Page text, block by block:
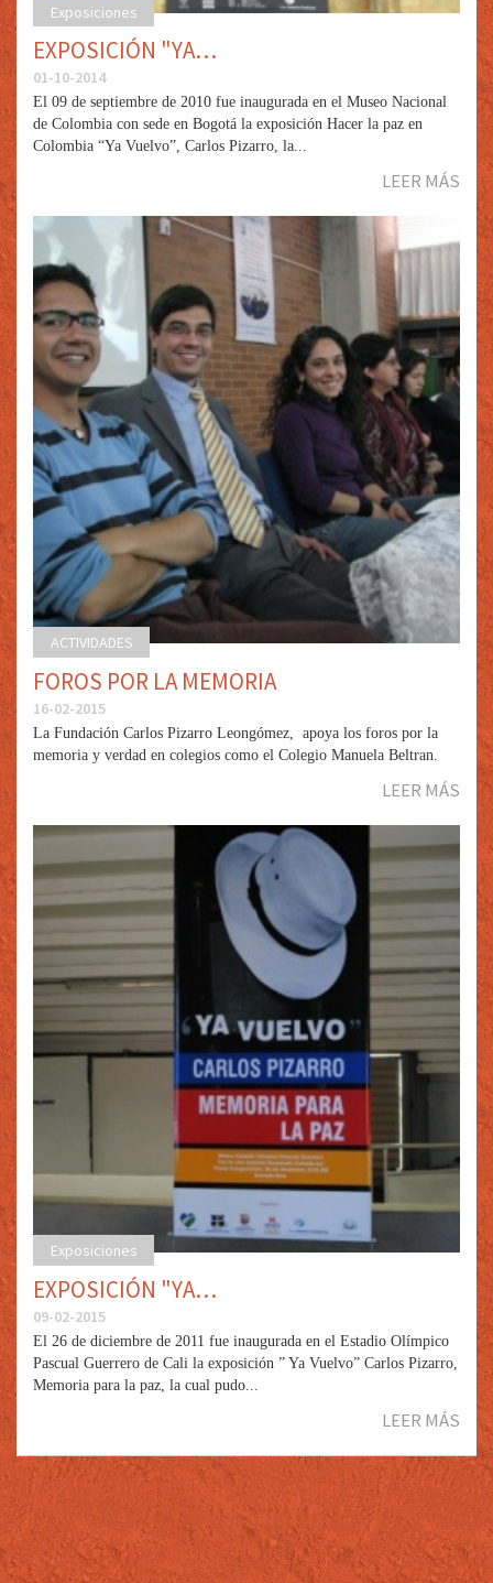
Exposiciones
EXPOSICIÓN "YA…
01-10-2014
El 09 de septiembre de 2010 fue inaugurada en el Museo Nacional
de Colombia con sede en Bogotá la exposición Hacer la paz en
Colombia “Ya Vuelvo”, Carlos Pizarro, la...
LEER MÁS
ACTIVIDADES
FOROS POR LA MEMORIA
16-02-2015
La Fundación Carlos Pizarro Leongómez, apoya los foros por la
memoria y verdad en colegios como el Colegio Manuela Beltran.
LEER MÁS
Exposiciones
EXPOSICIÓN "YA…
09-02-2015
El 26 de diciembre de 2011 fue inaugurada en el Estadio Olímpico
Pascual Guerrero de Cali la exposición ” Ya Vuelvo” Carlos Pizarro,
Memoria para la paz, la cual pudo...
LEER MÁS
LÍNEA DE TIEMPO